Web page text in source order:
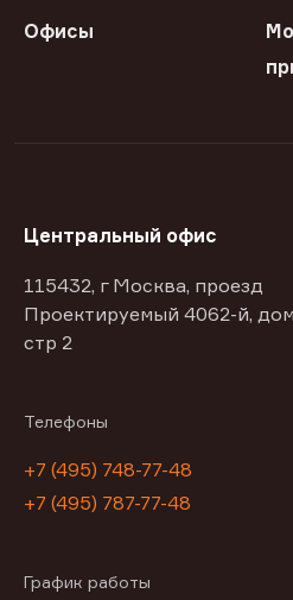
Офисы
Центральный офис
115432, г Москва, проезд
Проектируемый 4062-й,
стр 2
Телефоны
+7 (495) 748-77-48
+7 (495) 787-77-48
График работы